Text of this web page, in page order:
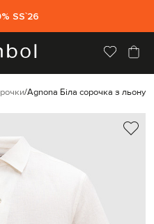
SS`26
Agnona Біла сорочка з льону